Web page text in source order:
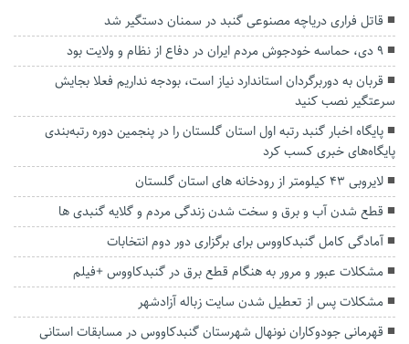
قاتل فراری دریاچه مصنوعی گنبد در سمنان دستگیر شد
۹ دی، حماسه خودجوش مردم ایران در دفاع از نظام و ولایت بود
قربان به دوربرگردان استاندارد نیاز است، بودجه نداریم فعلا بجایش
سرعتگیر نصب کنید
پایگاه اخبار گنبد رتبه اول استان گلستان را در پنجمین دوره رتبه‌بندی
پایگاه‌های خبری کسب کرد
لایروبی ۴۳ کیلومتر از رودخانه های استان گلستان
قطع شدن آب و برق و سخت شدن زندگی مردم و گلایه گنبدی ها
آمادگی کامل گنبدکاووس برای برگزاری دور دوم انتخابات
مشکلات عبور و مرور به هنگام قطع برق در گنبدکاووس +فیلم
مشکلات پس از تعطیل شدن سایت زباله آزادشهر
قهرمانی جودوکاران نونهال شهرستان گنبدکاووس در مسابقات استانی